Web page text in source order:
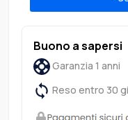
Buono a sapersi
Garanzia 1 anni
Reso entro 30